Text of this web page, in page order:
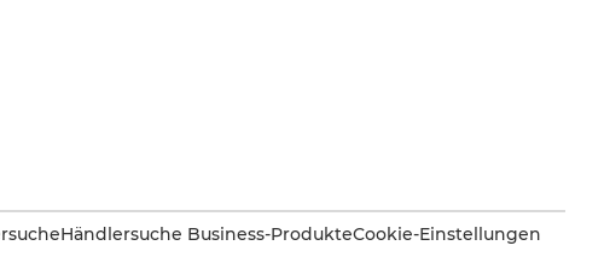
Händlersuche Business-ProdukteCookie-Einstellungen